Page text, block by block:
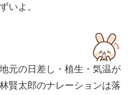
いよ。
元の日差し・植生・気温が
賢太郎のナレーションは落